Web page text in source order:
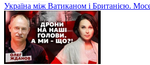
Україна між Ватиканом і Британією.